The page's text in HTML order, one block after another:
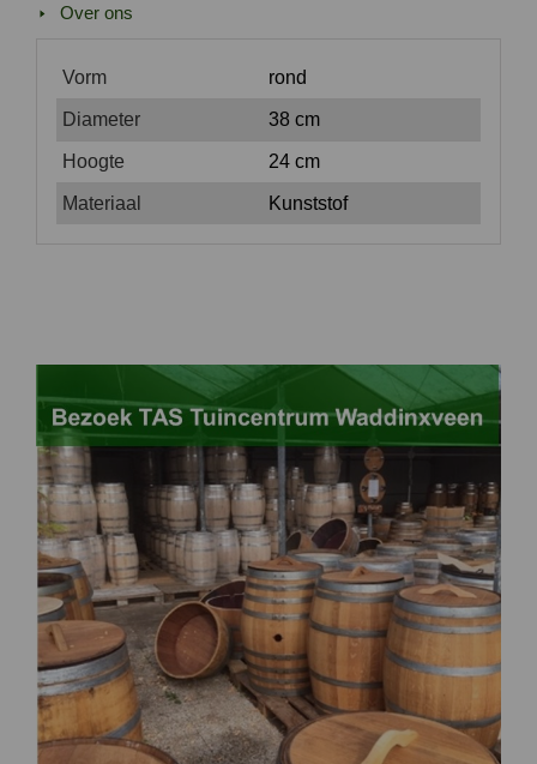
Over ons
Vorm rond
Diameter 38 cm
Hoogte 24 cm
Materiaal Kunststof